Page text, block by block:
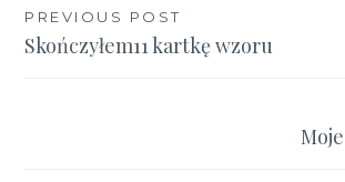
Nawigacja
wpisu
PREVIOUS POST
Skończyłem11 kartkę wzoru